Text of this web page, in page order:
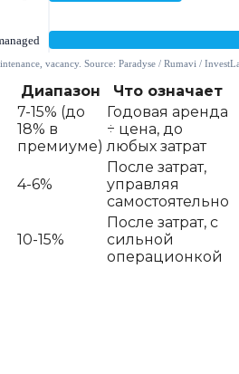
Диапазон
Что означает
7-15% (до
18% в
премиуме)
Годовая аренда
÷ цена, до
любых затрат
4-6%
После затрат,
управляя
самостоятельно
10-15%
После затрат, с
сильной
операционкой